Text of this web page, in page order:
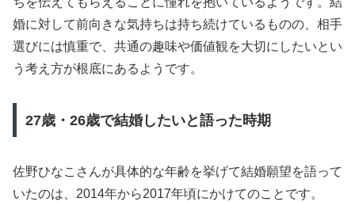
婚に対して前向きな気持ちは持ち続けているものの、相手
選びには慎重で、共通の趣味や価値観を大切にしたいとい
う考え方が根底にあるようです。
27歳・26歳で結婚したいと語った時期
佐野ひなこさんが具体的な年齢を挙げて結婚願望を語って
いたのは、2014年から2017年頃にかけてのことです。